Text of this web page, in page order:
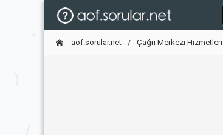
aof.sorular.net Çağrı Merkezi Hizmetleri